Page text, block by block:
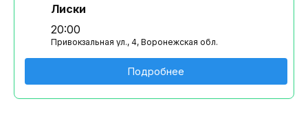
Лиски
20:00
Привокзальная ул., 4, Воронежская обл.
Подробнее